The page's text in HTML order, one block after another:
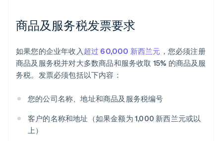
商品及服务税发票要求
如果您的企业年收入超过 60,000 新西兰元 ，您必须注册
商品及服务税并对大多数商品和服务收取 15% 的商品及服
务税。发票必须包括以下内容：
您的公司名称、地址和商品及服务税编号
客户的名称和地址（如果金额为 1,000 新西兰元或以
上）